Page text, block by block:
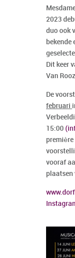
2023
duo ook
bekende
Dit keer
Van
De
februari
15:00
première
vooraf
plaatsen